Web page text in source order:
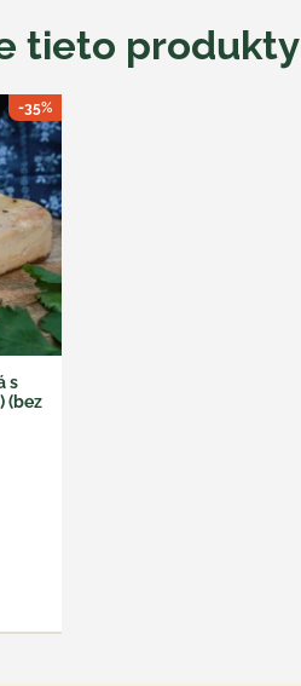
tieto produkty
-35%
s
(bez